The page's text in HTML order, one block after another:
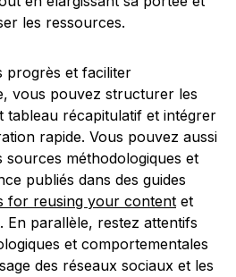
les ressources.
progrès et faciliter
vous pouvez structurer les
tableau récapitulatif et intégrer
rapide. Vous pouvez aussi
méthodologiques et
publiés dans des guides
for reusing your content et
. En parallèle, restez attentifs
et comportementales
des réseaux sociaux et les